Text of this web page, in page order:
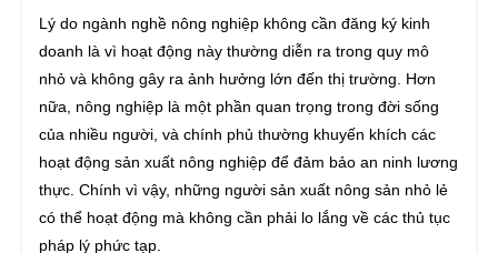
Lý do ngành nghề nông nghiệp không cần đăng ký kinh
doanh là vì hoạt động này thường diễn ra trong quy mô
nhỏ và không gây ra ảnh hưởng lớn đến thị trường. Hơn
nữa, nông nghiệp là một phần quan trọng trong đời sống
của nhiều người, và chính phủ thường khuyến khích các
hoạt động sản xuất nông nghiệp để đảm bảo an ninh lương
thực. Chính vì vậy, những người sản xuất nông sản nhỏ lẻ
có thể hoạt động mà không cần phải lo lắng về các thủ tục
pháp lý phức tạp.